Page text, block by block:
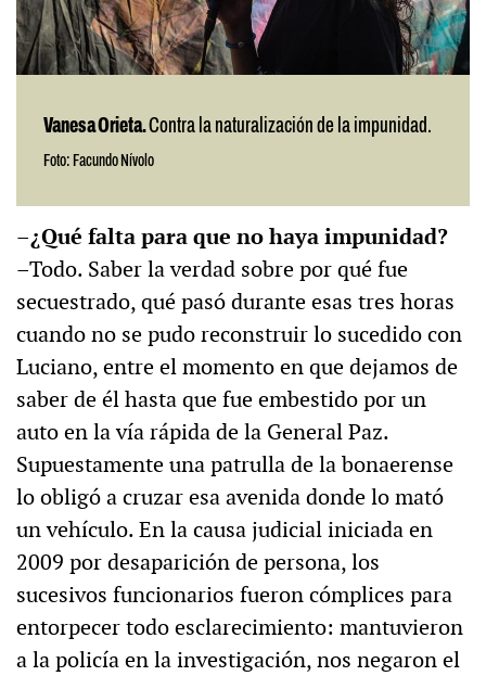
Vanesa Orieta.Contra la naturalización de la impunidad.
Foto: Facundo Nívolo
–¿Qué falta para que no haya impunidad?
–Todo. Saber la verdad sobre por qué fue
secuestrado, qué pasó durante esas tres horas
cuando no se pudo reconstruir lo sucedido con
Luciano, entre el momento en que dejamos de
saber de él hasta que fue embestido por un
auto en la vía rápida de la General Paz.
Supuestamente una patrulla de la bonaerense
lo obligó a cruzar esa avenida donde lo mató
un vehículo. En la causa judicial iniciada en
2009 por desaparición de persona, los
sucesivos funcionarios fueron cómplices para
entorpecer todo esclarecimiento: mantuvieron
a la policía en la investigación, nos negaron el